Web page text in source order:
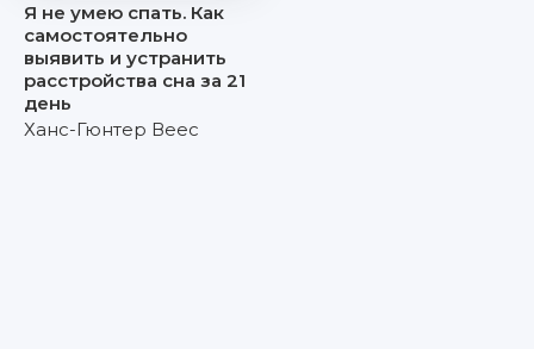
Я не умею спать. Как
самостоятельно
выявить и устранить
расстройства сна за 21
день
Ханс-Гюнтер Веес